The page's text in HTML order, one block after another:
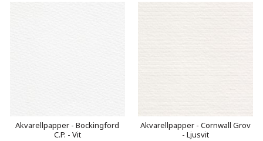
Akvarellpapper - Bockingford
C.P. - Vit
Akvarellpapper - Cornwall Grov
- Ljusvit